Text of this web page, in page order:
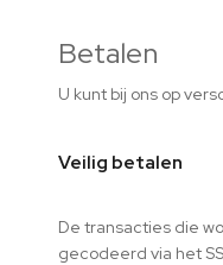
Betalen
U kunt bij ons op
Veilig betalen
De transacties die
gecodeerd via het